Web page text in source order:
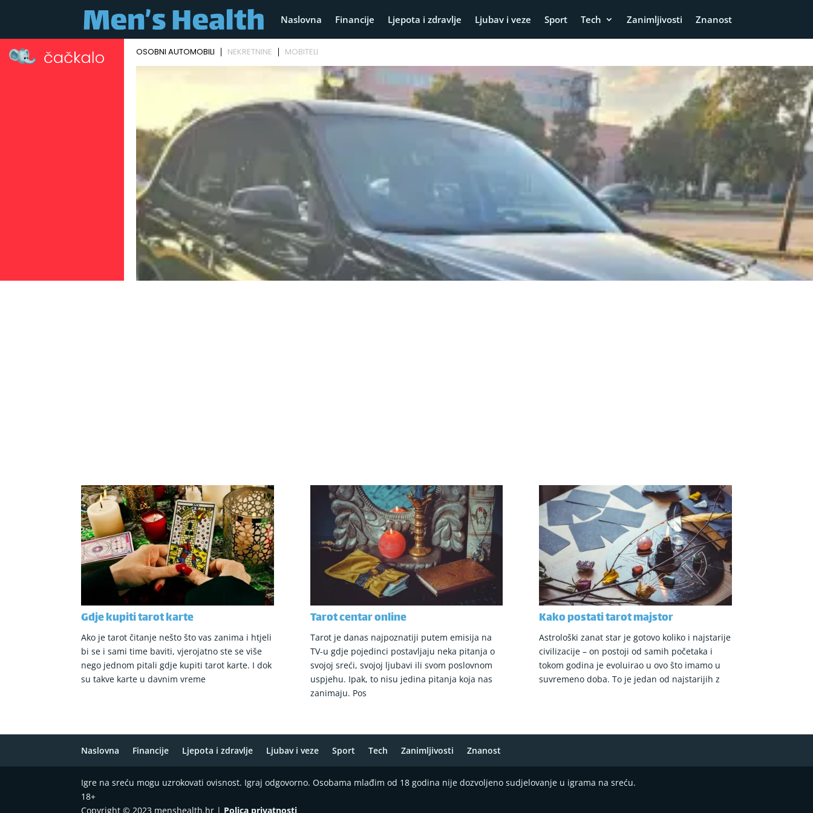
Naslovna Financije Ljepota i zdravlje Ljubav i veze Sport Tech Zanimljivosti Znanost
Gdje kupiti tarot karte
Ako je tarot čitanje nešto što vas zanima i htjeli
bi se i sami time baviti, vjerojatno ste se više
nego jednom pitali gdje kupiti tarot karte. I dok
su takve karte u davnim vreme
Tarot centar online
Tarot je danas najpoznatiji putem emisija na
TV-u gdje pojedinci postavljaju neka pitanja o
svojoj sreći, svojoj ljubavi ili svom poslovnom
uspjehu. Ipak, to nisu jedina pitanja koja nas
zanimaju. Pos
Kako postati tarot majstor
Astrološki zanat star je gotovo koliko i najstarije
civilizacije – on postoji od samih početaka i
tokom godina je evoluirao u ovo što imamo u
suvremeno doba. To je jedan od najstarijih z
Naslovna Financije Ljepota i zdravlje Ljubav i veze Sport Tech Zanimljivosti Znanost
Igre na sreću mogu uzrokovati ovisnost. Igraj odgovorno. Osobama mlađim od 18 godina nije dozvoljeno sudjelovanje u igrama na sreću.
18+
Copyright © 2023 menshealth.hr | Polica privatnosti